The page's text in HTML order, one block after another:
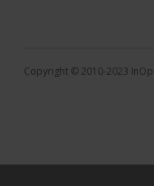
Copyright © 2010-2023